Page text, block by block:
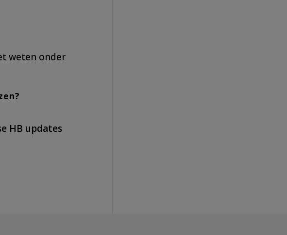
weten onder
HB updates